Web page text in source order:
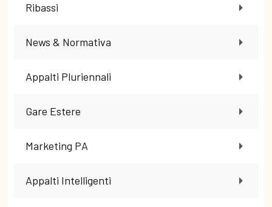
Ribassi
News & Normativa
Appalti Pluriennali
Gare Estere
Marketing PA
Appalti Intelligenti